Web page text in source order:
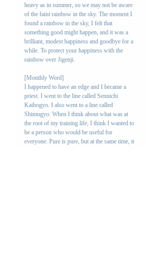
heavy as in summer, so we may not be aware
of the faint rainbow in the sky. The moment I
found a rainbow in the sky, I felt that
something good might happen, and it was a
brilliant, modest happiness and goodbye for a
while. To protect your happiness with the
rainbow over Jigenji.
[Monthly Word]
I happened to have an edge and I became a
priest. I went to the line called Sennichi
Kaihogyo. I also went to a line called
Shimugyo. When I think about what was at
the root of my training life, I think I wanted to
be a person who would be useful for
everyone. Pure is pure, but at the same time, it